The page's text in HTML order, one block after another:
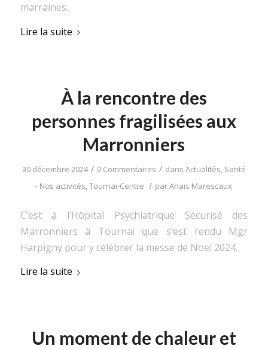
marraines.
Lire la suite
À la rencontre des
personnes fragilisées aux
Marronniers
30 décembre 2024 / 0 Commentaires / dans Actualités, Santé
- Nos activités,Tournai-Centre / parAnaïs Marescaux
C’est à l’Hôpital Psychiatrique Sécurisé des
Marronniers à Tournai que s’est rendu Mgr
Harpigny pour y célébrer la messe de Noël 2024.
Lire la suite
Un moment de chaleur et